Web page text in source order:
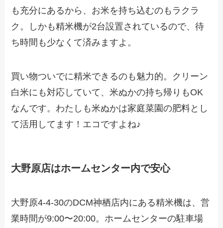
も充分にあるから、お米を持ち込むのもラクラ
ク。しかも精米機が2台設置されているので、待
ち時間も少なくて済みますよ。
買い物ついでに精米できるのも魅力的。クリーン
白米にも対応していて、米ぬかの持ち帰りもOK
なんです。わたしも米ぬかは家庭菜園の肥料とし
て活用してます！エコですよね♪
大野原店はホームセンター内で安心
大野原4-4-30のDCM神栖店内にある精米機は、営
業時間が9:00〜20:00。ホームセンターの駐車場